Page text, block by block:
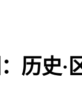
历史·